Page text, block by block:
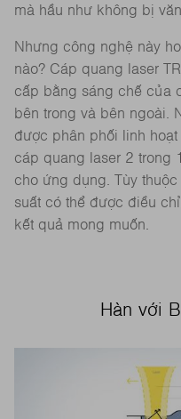
mà hầu như không bị
Nhưng công nghệ này
nào? Cáp quang laser
cấp bằng sáng chế của
bên trong và bên ngoài.
được phân phối linh
cáp quang laser 2 trong
cho ứng dụng. Tùy
suất có thể được điều
kết quả mong muốn.
Hàn với